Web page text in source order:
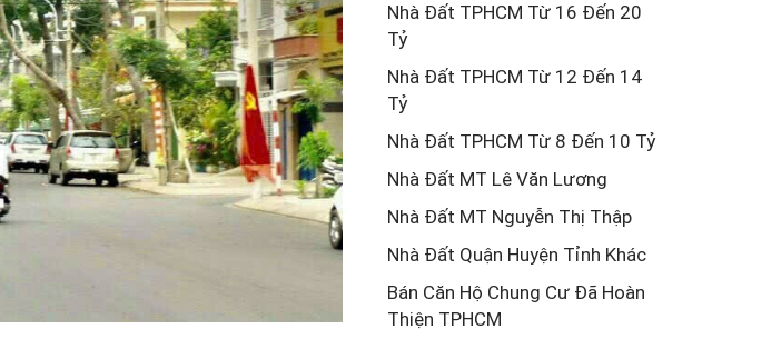
Nhà Đất TPHCM Từ 16 Đến 20
Tỷ
Nhà Đất TPHCM Từ 12 Đến 14
Tỷ
Nhà Đất TPHCM Từ 8 Đến 10 Tỷ
Nhà Đất MT Lê Văn Lương
Nhà Đất MT Nguyễn Thị Thập
Nhà Đất Quận Huyện Tỉnh Khác
Bán Căn Hộ Chung Cư Đã Hoàn
Thiện TPHCM